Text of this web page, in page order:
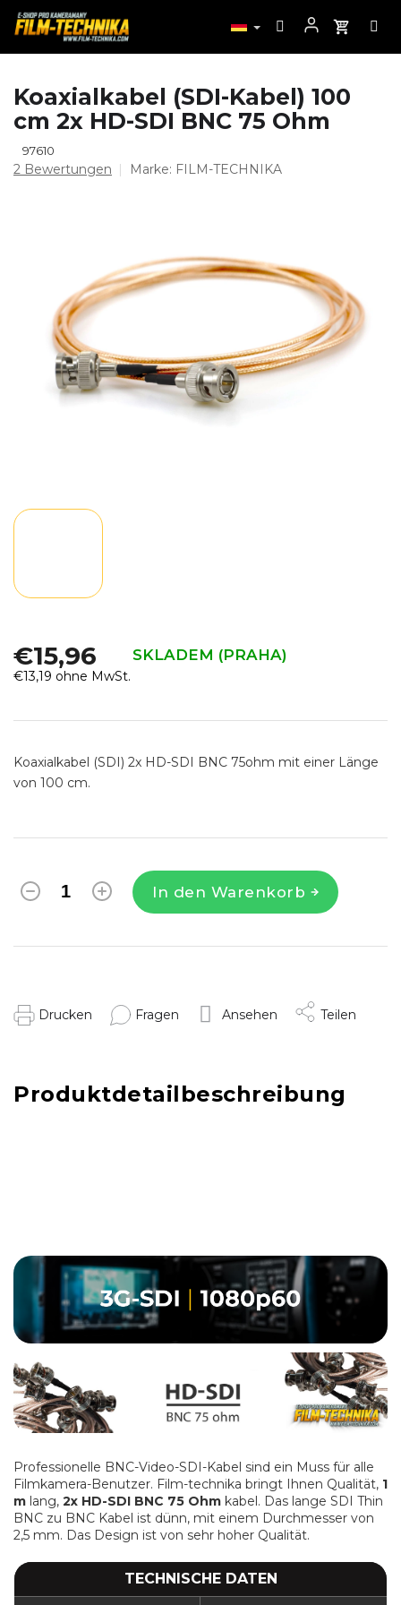
Inhalt
springen
Koaxialkabel (SDI-Kabel) 100
cm 2x HD-SDI BNC 75 Ohm
97610
Die
2 Bewertungen Marke: FILM-TECHNIKA
€15,96 SKLADEM (PRAHA)
€13,19 ohne MwSt.
In den Warenkorb
Koaxialkabel (SDI) 2x HD-SDI BNC 75ohm mit einer Länge
von 100 cm.
Drucken Fragen Ansehen Teilen
Produktdetailbeschreibung
Professionelle BNC-Video-SDI-Kabel sind ein Muss für alle
Filmkamera-Benutzer. Film-technika bringt Ihnen Qualität, 1
m lang, 2x HD-SDI BNC 75 Ohm kabel. Das lange SDI Thin
BNC zu BNC Kabel ist dünn, mit einem Durchmesser von
2,5 mm. Das Design ist von sehr hoher Qualität.
TECHNISCHE DATEN